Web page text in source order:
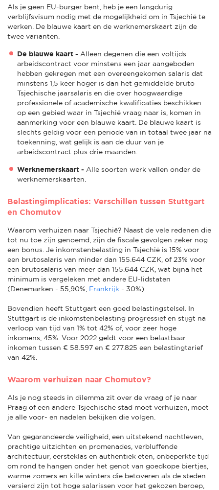
Als je geen EU-burger bent, heb je een langdurig
verblijfsvisum nodig met de mogelijkheid om in Tsjechië te
werken. De blauwe kaart en de werknemerskaart zijn de
twee varianten.
De blauwe kaart - Alleen degenen die een voltijds
arbeidscontract voor minstens een jaar aangeboden
hebben gekregen met een overeengekomen salaris dat
minstens 1,5 keer hoger is dan het gemiddelde bruto
Tsjechische jaarsalaris en die over hoogwaardige
professionele of academische kwalificaties beschikken
op een gebied waar in Tsjechië vraag naar is, komen in
aanmerking voor een blauwe kaart. De blauwe kaart is
slechts geldig voor een periode van in totaal twee jaar na
toekenning, wat gelijk is aan de duur van je
arbeidscontract plus drie maanden.
Werknemerskaart - Alle soorten werk vallen onder de
werknemerskaarten.
Belastingimplicaties: Verschillen tussen Stuttgart
en Chomutov
Waarom verhuizen naar Tsjechië? Naast de vele redenen die
tot nu toe zijn genoemd, zijn de fiscale gevolgen zeker nog
een bonus. Je inkomstenbelasting in Tsjechië is 15% voor
een brutosalaris van minder dan 155.644 CZK, of 23% voor
een brutosalaris van meer dan 155.644 CZK, wat bijna het
minimum is vergeleken met andere EU-lidstaten
(Denemarken - 55,90%, Frankrijk - 30%).
Bovendien heeft Stuttgart een goed belastingstelsel. In
Stuttgart is de inkomstenbelasting progressief en stijgt na
verloop van tijd van 1% tot 42% of, voor zeer hoge
inkomens, 45%. Voor 2022 geldt voor een belastbaar
inkomen tussen € 58.597 en € 277.825 een belastingtarief
van 42%.
Waarom verhuizen naar Chomutov?
Als je nog steeds in dilemma zit over de vraag of je naar
Praag of een andere Tsjechische stad moet verhuizen, moet
je alle voor- en nadelen bekijken die volgen.
Van gegarandeerde veiligheid, een uitstekend nachtleven,
prachtige uitzichten en promenades, verbluffende
architectuur, eersteklas en authentiek eten, onbeperkte tijd
om rond te hangen onder het genot van goedkope biertjes,
warme zomers en kille winters die betoveren als de steden
versierd zijn tot hoge salarissen voor het gekozen beroep,